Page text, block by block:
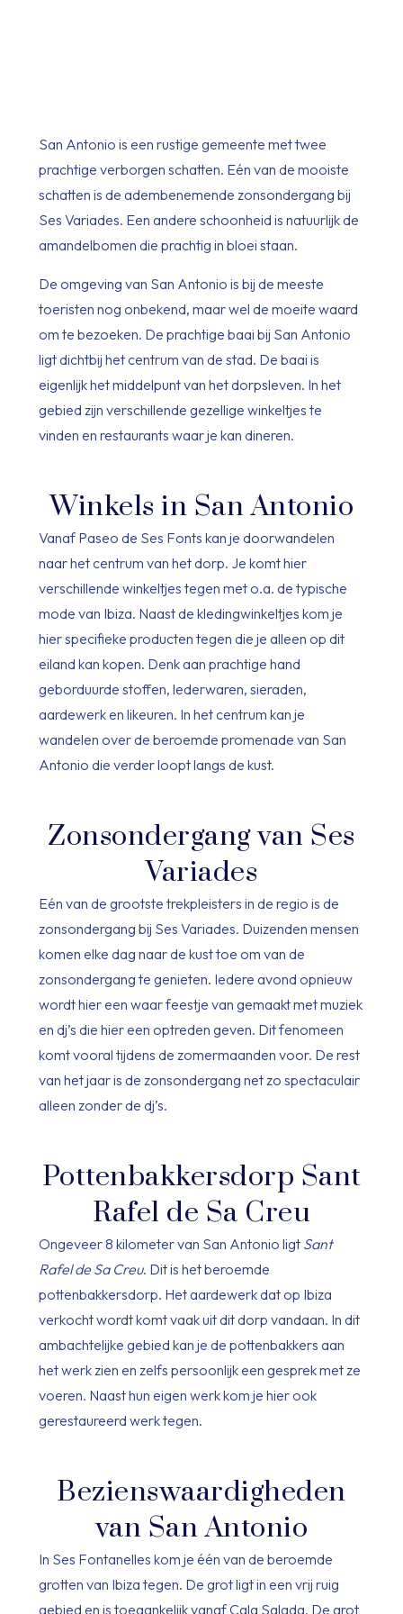
San Antonio is een rustige gemeente met twee
prachtige verborgen schatten. Eén van de mooiste
schatten is de adembenemende zonsondergang bij
Ses Variades. Een andere schoonheid is natuurlijk de
amandelbomen die prachtig in bloei staan.
De omgeving van San Antonio is bij de meeste
toeristen nog onbekend, maar wel de moeite waard
om te bezoeken. De prachtige baai bij San Antonio
ligt dichtbij het centrum van de stad. De baai is
eigenlijk het middelpunt van het dorpsleven. In het
gebied zijn verschillende gezellige winkeltjes te
vinden en restaurants waar je kan dineren.
Winkels in San Antonio
Vanaf Paseo de Ses Fonts kan je doorwandelen
naar het centrum van het dorp. Je komt hier
verschillende winkeltjes tegen met o.a. de typische
mode van Ibiza. Naast de kledingwinkeltjes kom je
hier specifieke producten tegen die je alleen op dit
eiland kan kopen. Denk aan prachtige hand
geborduurde stoffen, lederwaren, sieraden,
aardewerk en likeuren. In het centrum kan je
wandelen over de beroemde promenade van San
Antonio die verder loopt langs de kust.
Zonsondergang van Ses
Variades
Eén van de grootste trekpleisters in de regio is de
zonsondergang bij Ses Variades. Duizenden mensen
komen elke dag naar de kust toe om van de
zonsondergang te genieten. Iedere avond opnieuw
wordt hier een waar feestje van gemaakt met muziek
en dj’s die hier een optreden geven. Dit fenomeen
komt vooral tijdens de zomermaanden voor. De rest
van het jaar is de zonsondergang net zo spectaculair
alleen zonder de dj’s.
Pottenbakkersdorp Sant
Rafel de Sa Creu
Ongeveer 8 kilometer van San Antonio ligt Sant
Rafel de Sa Creu. Dit is het beroemde
pottenbakkersdorp. Het aardewerk dat op Ibiza
verkocht wordt komt vaak uit dit dorp vandaan. In dit
ambachtelijke gebied kan je de pottenbakkers aan
het werk zien en zelfs persoonlijk een gesprek met ze
voeren. Naast hun eigen werk kom je hier ook
gerestaureerd werk tegen.
Bezienswaardigheden
van San Antonio
In Ses Fontanelles kom je één van de beroemde
grotten van Ibiza tegen. De grot ligt in een vrij ruig
gebied en is toegankelijk vanaf Cala Salada. De grot